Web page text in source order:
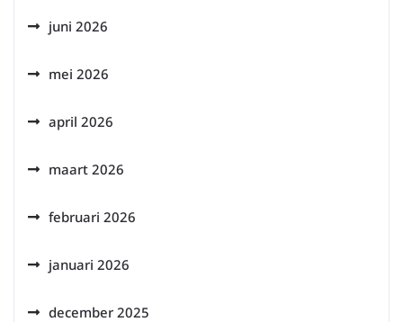
juni 2026
mei 2026
april 2026
maart 2026
februari 2026
januari 2026
december 2025